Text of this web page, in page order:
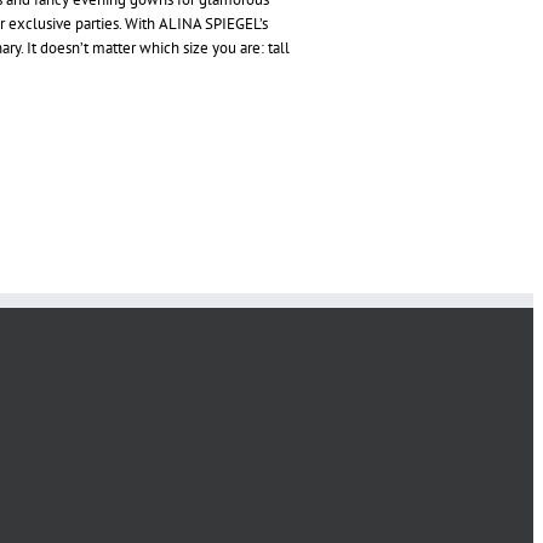
parties. With ALINA SPIEGEL’s
It doesn’t matter which size you are: tall